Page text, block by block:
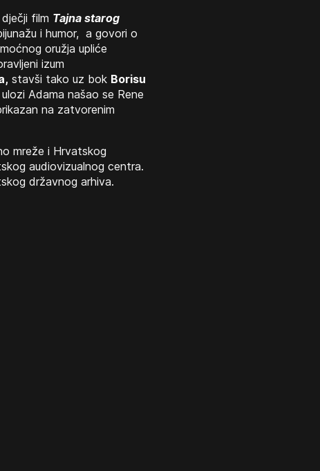
film Tajna starog
i humor, a govori o
oružja upliće
izum
stavši tako uz bok Borisu
Adama našao se Rene
na zatvorenim
mreže i Hrvatskog
audiovizualnog centra.
državnog arhiva.